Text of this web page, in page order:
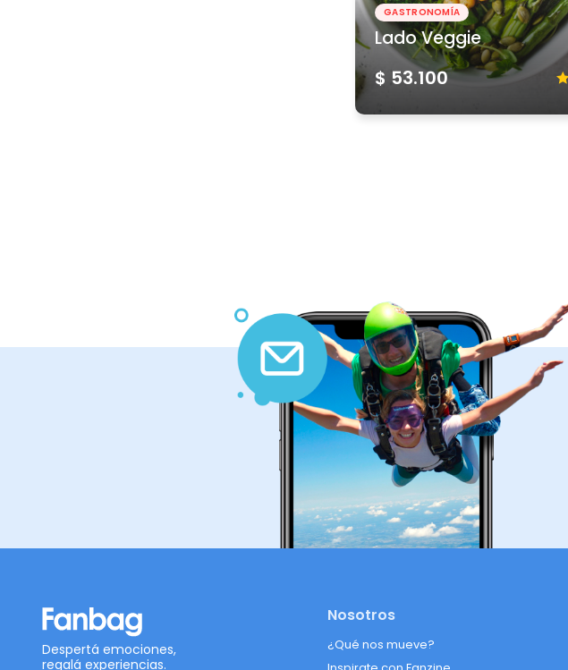
GASTRONOMÍA
Lado Veggie
$ 53.100
Despertá emociones,
regalá experiencias.
Nosotros
¿Qué nos mueve?